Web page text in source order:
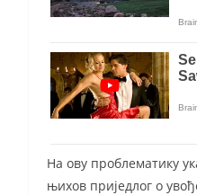
На ову проблематику
њихов приједлог о